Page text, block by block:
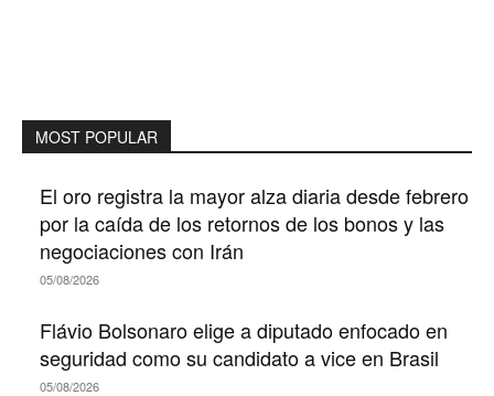
MOST POPULAR
El oro registra la mayor alza diaria desde febrero
por la caída de los retornos de los bonos y las
negociaciones con Irán
05/08/2026
Flávio Bolsonaro elige a diputado enfocado en
seguridad como su candidato a vice en Brasil
05/08/2026